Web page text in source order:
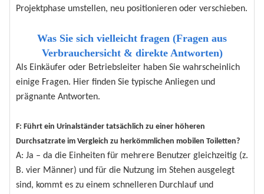
Projektphase umstellen, neu positionieren oder verschieben.
Was Sie sich vielleicht fragen (Fragen aus
Verbrauchersicht & direkte Antworten)
Als Einkäufer oder Betriebsleiter haben Sie wahrscheinlich
einige Fragen. Hier finden Sie typische Anliegen und
prägnante Antworten.
F: Führt ein Urinalständer tatsächlich zu einer höheren
Durchsatzrate im Vergleich zu herkömmlichen mobilen Toiletten?
A: Ja – da die Einheiten für mehrere Benutzer gleichzeitig (z.
B. vier Männer) und für die Nutzung im Stehen ausgelegt
sind, kommt es zu einem schnelleren Durchlauf und